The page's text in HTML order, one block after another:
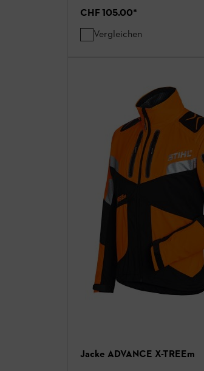
CHF 105.00*
Vergleichen
Jacke ADVANCE X-TREEm